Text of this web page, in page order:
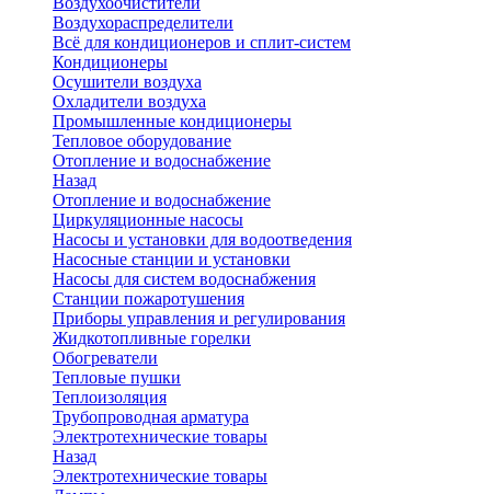
Воздухораспределители
Всё для кондиционеров и сплит-систем
Кондиционеры
Осушители воздуха
Охладители воздуха
Промышленные кондиционеры
Тепловое оборудование
Отопление и водоснабжение
Назад
Отопление и водоснабжение
Циркуляционные насосы
Насосы и установки для водоотведения
Насосные станции и установки
Насосы для систем водоснабжения
Станции пожаротушения
Приборы управления и регулирования
Жидкотопливные горелки
Обогреватели
Тепловые пушки
Теплоизоляция
Трубопроводная арматура
Электротехнические товары
Назад
Электротехнические товары